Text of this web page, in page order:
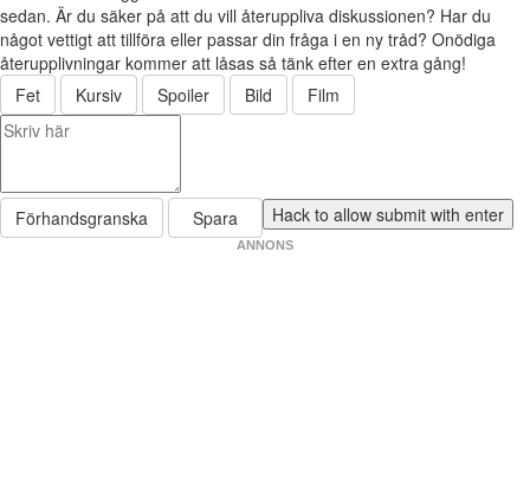
sedan. Är du säker på att du vill återuppliva diskussionen? Har du
något vettigt att tillföra eller passar din fråga i en ny tråd? Onödiga
återupplivningar kommer att låsas så tänk efter en extra gång!
Fet
Kursiv Spoiler Bild Film
Förhandsgranska Spara
ANNONS